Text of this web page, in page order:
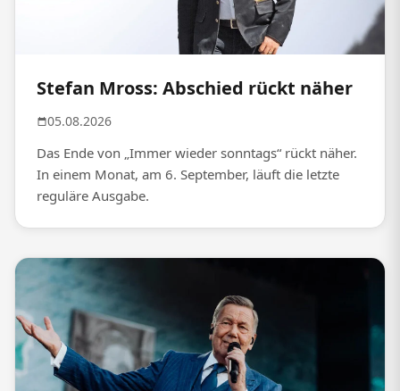
Stefan Mross: Abschied rückt näher
05.08.2026
Das Ende von „Immer wieder sonntags“ rückt näher.
In einem Monat, am 6. September, läuft die letzte
reguläre Ausgabe.